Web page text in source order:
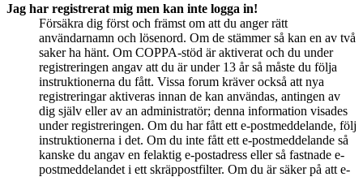
Jag har registrerat mig men kan inte logga in!
Försäkra dig först och främst om att du anger rätt
användarnamn och lösenord. Om de stämmer så kan en av två
saker ha hänt. Om COPPA-stöd är aktiverat och du under
registreringen angav att du är under 13 år så måste du följa
instruktionerna du fått. Vissa forum kräver också att nya
registreringar aktiveras innan de kan användas, antingen av
dig själv eller av an administratör; denna information visades
under registreringen. Om du har fått ett e-postmeddelande, följ
instruktionerna i det. Om du inte fått ett e-postmeddelande så
kanske du angav en felaktig e-postadress eller så fastnade e-
postmeddelandet i ett skräppostfilter. Om du är säker på att e-